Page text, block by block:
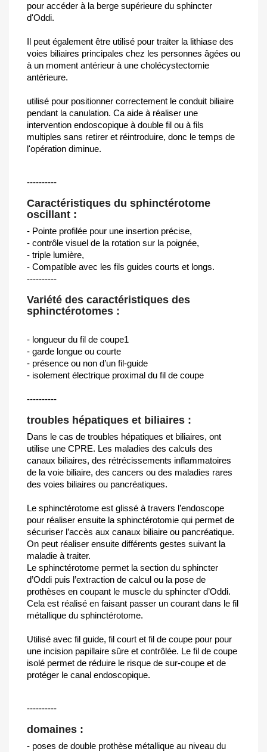
pour accéder à la berge supérieure du sphincter
d'Oddi.
Il peut également être utilisé pour traiter la lithiase des
voies biliaires principales chez les personnes âgées ou
à un moment antérieur à une cholécystectomie
antérieure.
utilisé pour positionner correctement le conduit biliaire
pendant la canulation. Ca aide à réaliser une
intervention endoscopique à double fil ou à fils
multiples sans retirer et réintroduire, donc le temps de
l'opération diminue.
----------
Caractéristiques du sphinctérotome
oscillant :
- Pointe profilée pour une insertion précise,
- contrôle visuel de la rotation sur la poignée,
- triple lumière,
- Compatible avec les fils guides courts et longs.
----------
Variété des caractéristiques des
sphinctérotomes :
- longueur du fil de coupe1
- garde longue ou courte
- présence ou non d’un fil-guide
- isolement électrique proximal du fil de coupe
----------
troubles hépatiques et biliaires :
Dans le cas de troubles hépatiques et biliaires, ont
utilise une CPRE. Les maladies des calculs des
canaux biliaires, des rétrécissements inflammatoires
de la voie biliaire, des cancers ou des maladies rares
des voies biliaires ou pancréatiques.
Le sphinctérotome est glissé à travers l’endoscope
pour réaliser ensuite la sphinctérotomie qui permet de
sécuriser l’accès aux canaux biliaire ou pancréatique.
On peut réaliser ensuite différents gestes suivant la
maladie à traiter.
Le sphinctérotome permet la section du sphincter
d’Oddi puis l’extraction de calcul ou la pose de
prothèses en coupant le muscle du sphincter d’Oddi.
Cela est réalisé en faisant passer un courant dans le fil
métallique du sphinctérotome.
Utilisé avec fil guide, fil court et fil de coupe pour pour
une incision papillaire sûre et contrôlée. Le fil de coupe
isolé permet de réduire le risque de sur-coupe et de
protéger le canal endoscopique.
----------
domaines :
- poses de double prothèse métallique au niveau du